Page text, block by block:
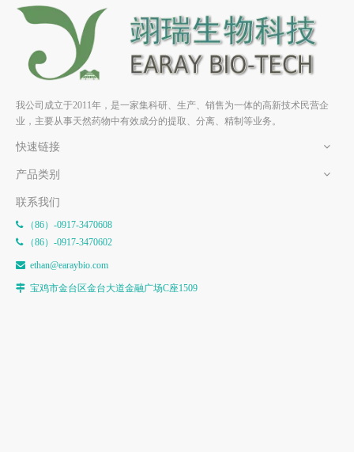
我公司成立于2011年，是一家集科研、生产、销售为一体的高新技术民营企
业，主要从事天然药物中有效成分的提取、分离、精制等业务。
快速链接
产品类别
联系我们
（86）-0917-3470608
（86）-0917-3470602
 ethan@earaybio.com
 宝鸡市金台区金台大道金融广场C座1509